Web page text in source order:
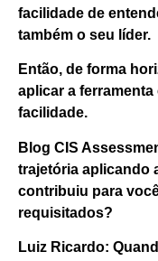
facilidade de
também o seu líder.
Então, de forma
aplicar a
facilidade.
Blog CIS
trajetória aplicando
contribuiu para
requisitados?
Luiz Ricardo: